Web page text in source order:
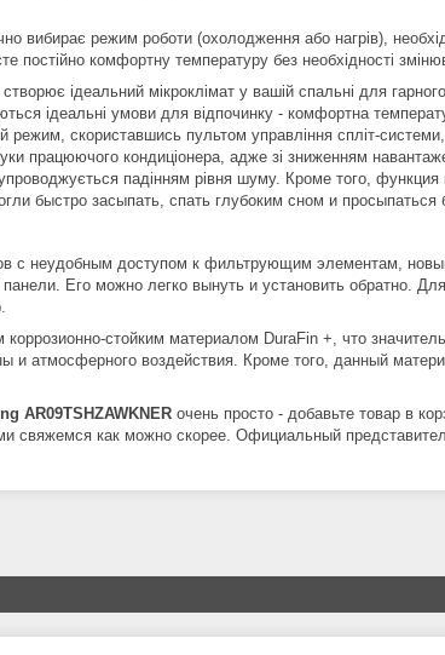
вибирає режим роботи (охолодження або нагрів),
постійно комфортну температуру без необхідності
ідеальний мікроклімат у вашій спальні для
ідеальні умови для відпочинку - комфортна
режим, скориставшись пультом управління спліт-
працюючого кондиціонера, адже зі зниженням
падінням рівня шуму. Кроме того, функция
быстро засыпать, спать глубоким сном и просыпаться
с неудобным доступом к фильтрующим элементам,
Его можно легко вынуть и установить обратно.
стойким материалом DuraFin +, что
и атмосферного воздействия. Кроме того, данный
AR09TSHZAWKNER очень просто - добавьте товар в
свяжемся как можно скорее. Официальный